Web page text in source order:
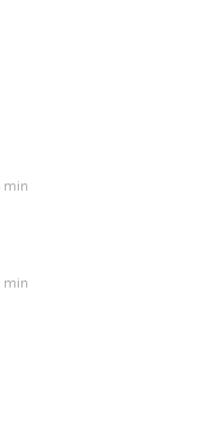
min
min